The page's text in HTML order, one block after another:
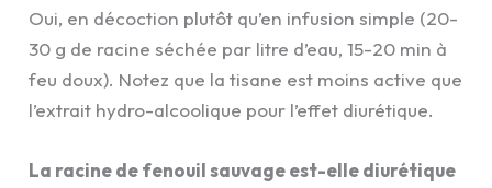
Oui, en décoction plutôt qu’en infusion simple (20-
30 g de racine séchée par litre d’eau, 15-20 min à
feu doux). Notez que la tisane est moins active que
l’extrait hydro-alcoolique pour l’effet diurétique.
La racine de fenouil sauvage est-elle diurétique